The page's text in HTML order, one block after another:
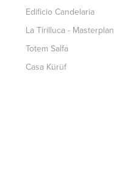
Edificio Candelaria
La Tirilluca - Masterplan
Totem Salfa
Casa Kürüf